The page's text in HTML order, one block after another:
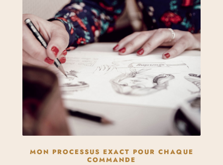
MON PROCESSUS EXACT POUR CHAQUE
COMMANDE